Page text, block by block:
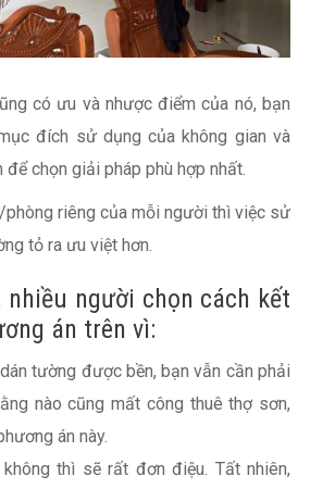
có ưu và nhược điểm của nó, bạn
đích sử dụng của không gian và
để chọn giải pháp phù hợp nhất.
phòng riêng của mỗi người thì việc sử
tỏ ra ưu việt hơn.
nhiều người chọn cách kết
án trên vì:
tường được bền, bạn vẫn cần phải
nào cũng mất công thuê thợ sơn,
án này.
thì sẽ rất đơn điệu. Tất nhiên,